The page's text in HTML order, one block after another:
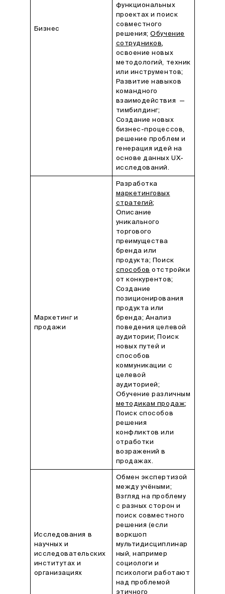
Бизнес
функциональных
проектах и поиск
совместного
решения;Обучение
сотрудников,
освоение новых
методологий, техник
или инструментов;
Развитие навыков
командного
взаимодействия —
тимбилдинг;
Создание новых
бизнес-процессов,
решение проблем и
генерация идей на
основе данных UX-
исследований.
Маркетинг и
продажи
Разработка
маркетинговых
стратегий;
Описание
уникального
торгового
преимущества
бренда или
продукта; Поиск
способов отстройки
от конкурентов;
Создание
позиционирования
продукта или
бренда; Анализ
поведения целевой
аудитории; Поиск
новых путей и
способов
коммуникации с
целевой
аудиторией;
Обучение различным
методикам продаж;
Поиск способов
решения
конфликтов или
отработки
возражений в
продажах.
Исследования в
научных и
исследовательских
институтах и
организациях
Обмен экспертизой
между учёными;
Взгляд на проблему
с разных сторон и
поиск совместного
решения (если
воркшоп
мультидисциплинар
ный, например
социологи и
психологи работают
над проблемой
этичного